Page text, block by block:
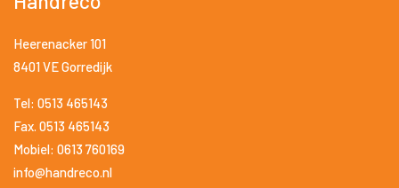
Heerenacker 101
8401 VE Gorredijk
Tel: 0513 465143
Fax. 0513 465143
Mobiel: 0613 760169
info@handreco.nl